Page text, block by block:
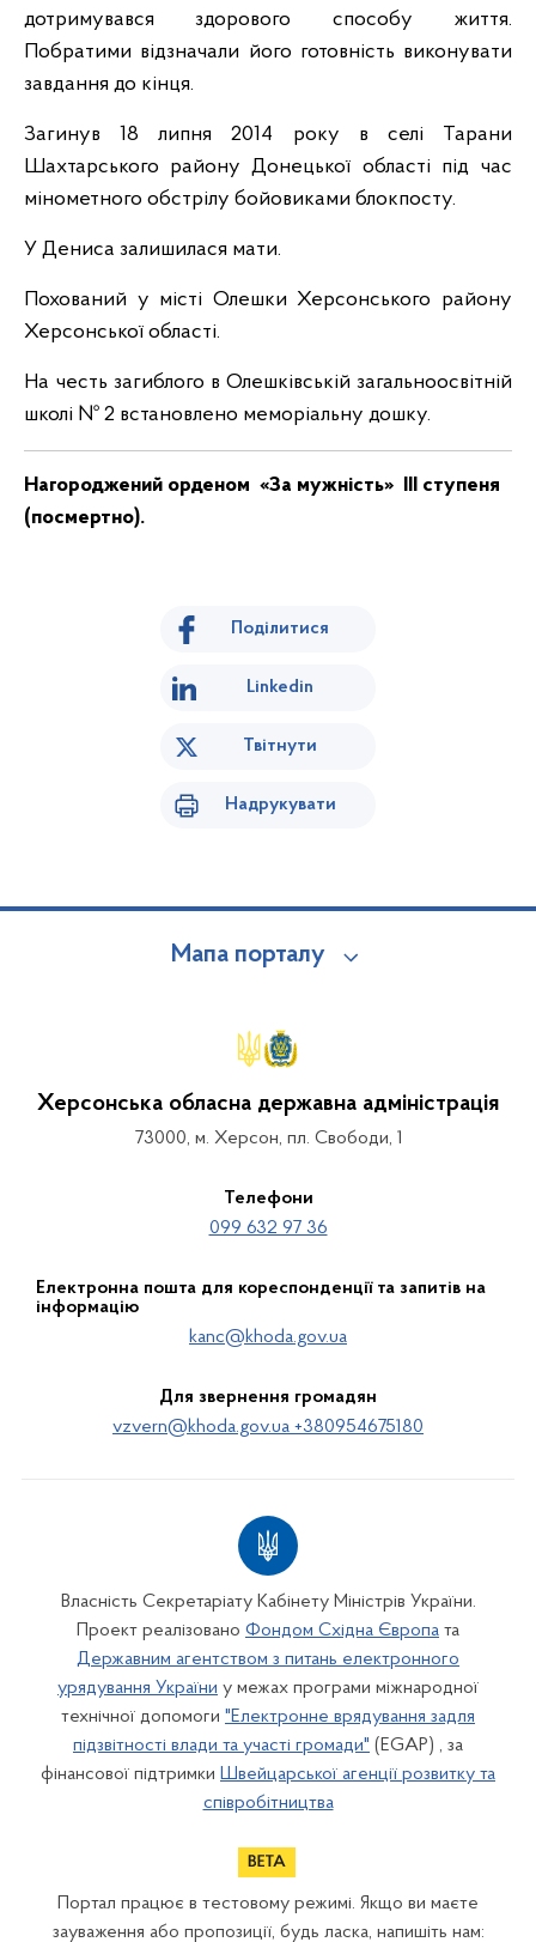
дотримувався здорового способу життя.
Побратими відзначали його готовність виконувати
завдання до кінця.
Загинув 18 липня 2014 року в селі Тарани
Шахтарського району Донецької області під час
мінометного обстрілу бойовиками блокпосту.
У Дениса залишилася мати.
Похований у місті Олешки Херсонського району
Херсонської області.
На честь загиблого в Олешківській загальноосвітній
школі № 2 встановлено меморіальну дошку.
Нагороджений орденом «За мужність» III ступеня
(посмертно).
Поділитися
Linkedin
Твітнути
Надрукувати
Мапа порталу
Херсонська обласна державна адміністрація
73000, м. Херсон, пл. Свободи, 1
Телефони
099 632 97 36
Електронна пошта для кореспонденції та запитів на
інформацію
kanc@khoda.gov.ua
Для звернення громадян
vzvern@khoda.gov.ua +380954675180
Власність Секретаріату Кабінету Міністрів України.
Проект реалізовано Фондом Східна Європа та
Державним агентством з питань електронного
урядування України у межах програми міжнародної
технічної допомоги "Електронне врядування задля
підзвітності влади та участі громади" (EGAP) , за
фінансової підтримки Швейцарської агенції розвитку та
співробітництва
Портал працює в тестовому режимі. Якщо ви маєте
зауваження або пропозиції, будь ласка, напишіть нам: